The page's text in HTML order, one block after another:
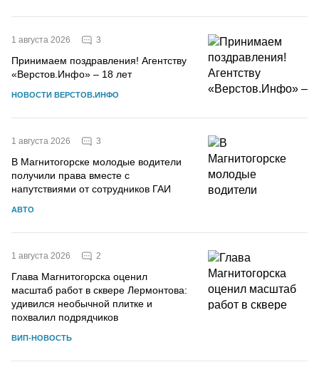
1 августа 2026 3
Принимаем поздравления! Агентству
«Верстов.Инфо» – 18 лет
НОВОСТИ ВЕРСТОВ.ИНФО
1 августа 2026 3
В Магнитогорске молодые водители
получили права вместе с
напутствиями от сотрудников ГАИ
АВТО
1 августа 2026 2
Глава Магнитогорска оценил
масштаб работ в сквере Лермонтова:
удивился необычной плитке и
похвалил подрядчиков
ВИП-НОВОСТЬ